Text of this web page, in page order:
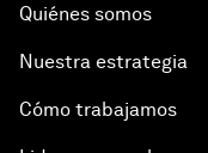
Quiénes somos
Nuestra estrategia
Cómo trabajamos